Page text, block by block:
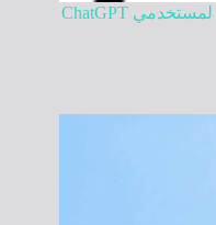
أوبن إيه آي تلغي قيود المحادثات النصية لمستخدمي ChatGPT